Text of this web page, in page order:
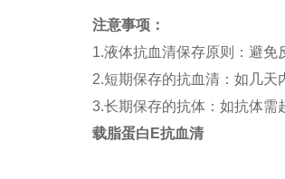
注意事项：
1.液体抗血清保存原则：避免
2.短期保存的抗血清：如几
3.长期保存的抗体：如抗体需
载脂蛋白E抗血清